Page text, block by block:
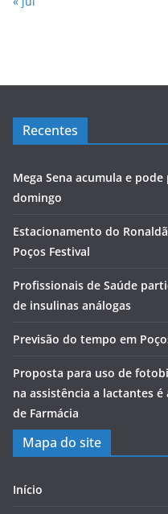
Recentes
Mega Sena acumula e
domingo
Estacionamento do
Poços Festival
Profissionais de Saúde
de insulinas análogas
Previsão do tempo em
Proposta para uso de
na assistência a lactantes
de Farmácia
Mapa do site
Início